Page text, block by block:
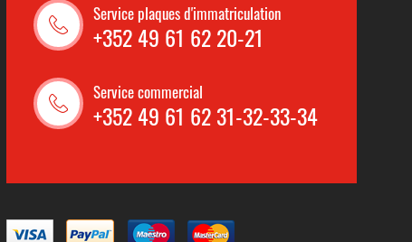
Service plaques d'immatriculation
+352 49 61 62 20-21
Service commercial
+352 49 61 62 31-32-33-34